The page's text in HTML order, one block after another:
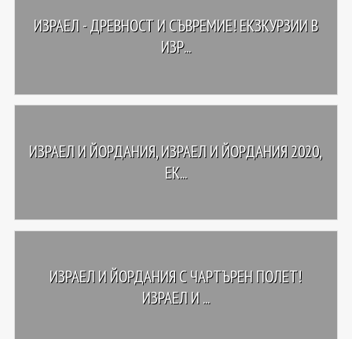
ИЗРАЕЛ - ДРЕВНОСТ И СЪВРЕМИЕ! ЕКЗКУРЗИИ В
ИЗР...
ИЗРАЕЛ И ЙОРДАНИЯ, ИЗРАЕЛ И ЙОРДАНИЯ 2020,
ЕК...
ИЗРАЕЛ И ЙОРДАНИЯ С ЧАРТЪРЕН ПОЛЕТ!
ИЗРАЕЛ И ...